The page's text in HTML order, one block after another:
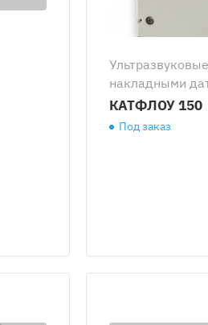
накладными
КАТФЛОУ 150
Под заказ